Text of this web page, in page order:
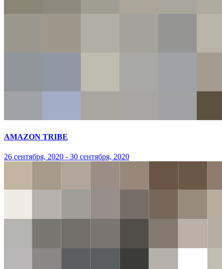
AMAZON TRIBE
26 сентября, 2020 - 30 сентября, 2020